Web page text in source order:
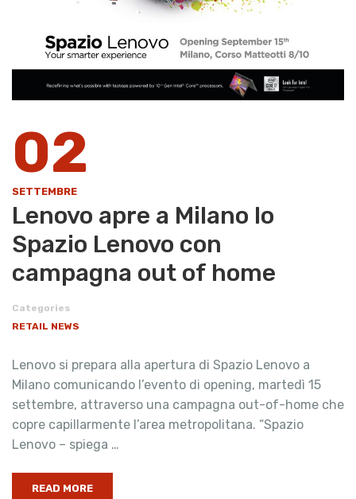
02
SETTEMBRE
Lenovo apre a Milano lo
Spazio Lenovo con
campagna out of home
Categories
RETAIL NEWS
Lenovo si prepara alla apertura di Spazio Lenovo a
Milano comunicando l’evento di opening, martedì 15
settembre, attraverso una campagna out-of-home che
copre capillarmente l’area metropolitana. “Spazio
Lenovo – spiega …
READ MORE